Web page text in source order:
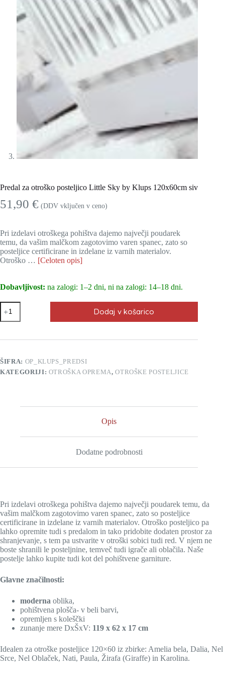
Predal za otroško posteljico Little Sky by Klups 120x60cm siv
51,90 € (DDV vključen v ceno)
Pri izdelavi otroškega pohištva dajemo največji poudarek
temu, da vašim malčkom zagotovimo varen spanec, zato so
posteljice certificirane in izdelane iz varnih materialov.
Otroško … [Celoten opis]
Dobavljivost: na zalogi: 1–2 dni, ni na zalogi: 14–18 dni.
Predal
za
otroško
Little
by
Klups
120x60cm
Dodaj v košarico
ŠIFRA: OP_KLUPS_PREDSI
KATEGORIJI: OTROŠKA OPREMA,OTROŠKE POSTELJICE
Opis
Dodatne podrobnosti
Pri izdelavi otroškega pohištva dajemo največji poudarek temu, da
vašim malčkom zagotovimo varen spanec, zato so posteljice
certificirane in izdelane iz varnih materialov. Otroško posteljico pa
lahko opremite tudi s predalom in tako pridobite dodaten prostor za
shranjevanje, s tem pa ustvarite v otroški sobici tudi red. V njem ne
boste shranili le posteljnine, temveč tudi igrače ali oblačila. Naše
postelje lahko kupite tudi kot del pohištvene garniture.
Glavne značilnosti:
moderna oblika,
pohištvena plošča- v beli barvi,
opremljen s koleščki
zunanje mere DxŠxV: 119 x 62 x 17 cm
Idealen za otroške posteljice 120×60 iz zbirke: Amelia bela, Dalia, Nel
Srce, Nel Oblaček, Nati, Paula, Žirafa (Giraffe) in Karolina.